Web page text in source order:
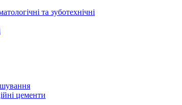
та зуботехнічні
цементи